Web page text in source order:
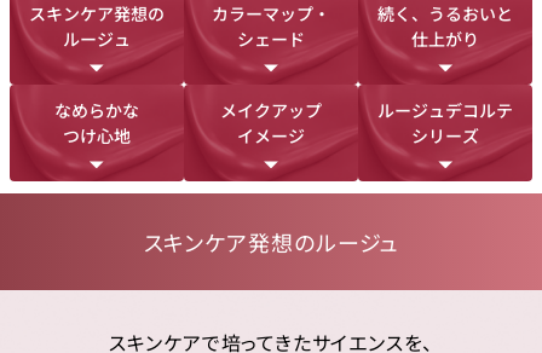
※色が残ること。化粧持ちデータ取得済み。(当社調べ。効果には個人差があります)
スキンケア発想の
ルージュ
カラーマップ・
シェード
続く、うるおいと
仕上がり
なめらかな
つけ心地
メイクアップ
イメージ
ルージュデコルテ
シリーズ
スキンケア発想のルージュ
スキンケアで培ってきたサイエンスを、